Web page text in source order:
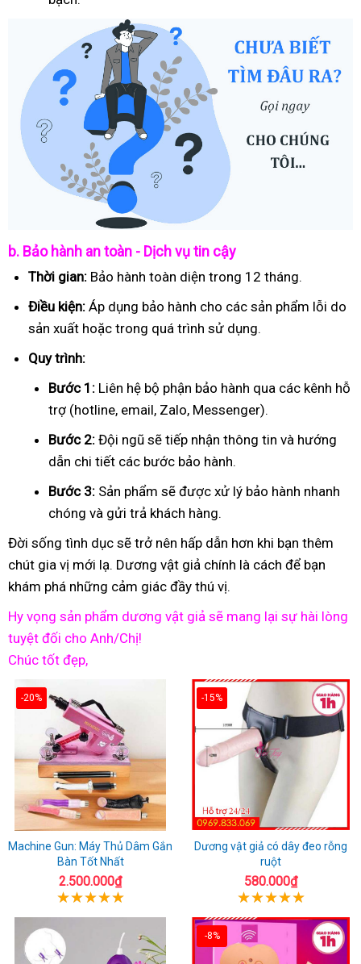
b. Bảo hành an toàn - Dịch vụ tin cậy
Thời gian: Bảo hành toàn diện trong 12 tháng.
Điều kiện: Áp dụng bảo hành cho các sản phẩm lỗi do
sản xuất hoặc trong quá trình sử dụng.
Quy trình:
Bước 1: Liên hệ bộ phận bảo hành qua các kênh hỗ
trợ (hotline, email, Zalo, Messenger).
Bước 2: Đội ngũ sẽ tiếp nhận thông tin và hướng
dẫn chi tiết các bước bảo hành.
Bước 3: Sản phẩm sẽ được xử lý bảo hành nhanh
chóng và gửi trả khách hàng.
Đời sống tình dục sẽ trở nên hấp dẫn hơn khi bạn thêm
chút gia vị mới lạ. Dương vật giả chính là cách để bạn
khám phá những cảm giác đầy thú vị.
Hy vọng sản phẩm dương vật giả sẽ mang lại sự hài lòng
tuyệt đối cho Anh/Chị!
Chúc tốt đẹp,
-20%
Machine Gun: Máy Thủ Dâm Gắn
Bàn Tốt Nhất
2.500.000₫
-15%
Dương vật giả có dây đeo rỗng
ruột
580.000₫
-8%